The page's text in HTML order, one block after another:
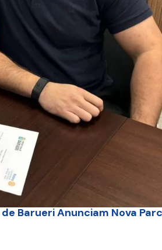
Barueri Anunciam Nova